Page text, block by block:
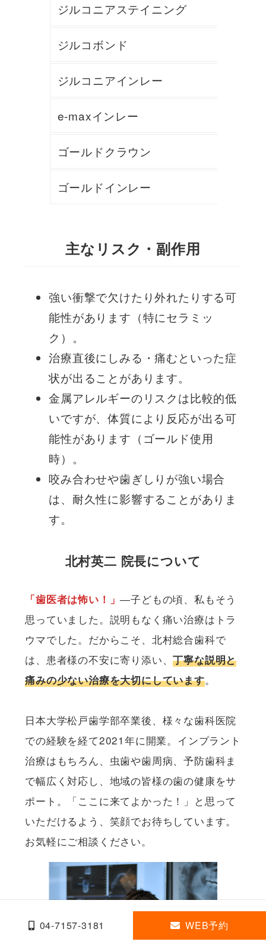
ジルコニアステイニング
ジルコボンド
ジルコニアインレー
e-maxインレー
ゴールドクラウン
ゴールドインレー
主なリスク・副作用
強い衝撃で欠けたり外れたりする可
能性があります（特にセラミッ
ク）。
治療直後にしみる・痛むといった症
状が出ることがあります。
金属アレルギーのリスクは比較的低
いですが、体質により反応が出る可
能性があります（ゴールド使用
時）。
咬み合わせや歯ぎしりが強い場合
は、耐久性に影響することがありま
す。
北村英二 院長について
「歯医者は怖い！」―子どもの頃、私もそう
思っていました。説明もなく痛い治療はトラ
ウマでした。だからこそ、北村総合歯科で
は、患者様の不安に寄り添い、丁寧な説明と
痛みの少ない治療を大切にしています。
日本大学松戸歯学部卒業後、様々な歯科医院
での経験を経て2021年に開業。インプラント
治療はもちろん、虫歯や歯周病、予防歯科ま
で幅広く対応し、地域の皆様の歯の健康をサ
ポート。「ここに来てよかった！」と思って
いただけるよう、笑顔でお待ちしています。
お気軽にご相談ください。
04-7157-3181 WEB予約